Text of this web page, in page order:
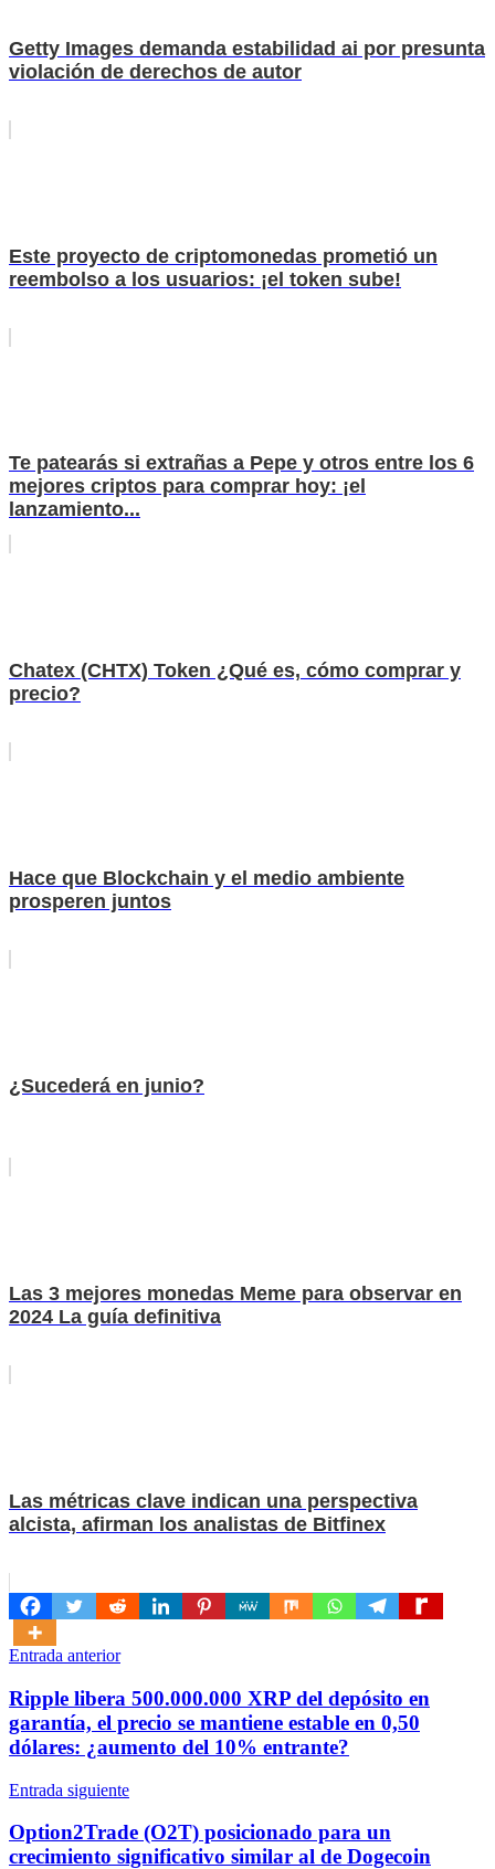
Getty Images demanda estabilidad ai por presunta
violación de derechos de autor
Este proyecto de criptomonedas prometió un
reembolso a los usuarios: ¡el token sube!
Te patearás si extrañas a Pepe y otros entre los 6
mejores criptos para comprar hoy: ¡el
lanzamiento...
Chatex (CHTX) Token ¿Qué es, cómo comprar y
precio?
Hace que Blockchain y el medio ambiente
prosperen juntos
¿Sucederá en junio?
Las 3 mejores monedas Meme para observar en
2024 La guía definitiva
Las métricas clave indican una perspectiva
alcista, afirman los analistas de Bitfinex
Navegación
de
entradas
Entrada anterior
Ripple libera 500.000.000 XRP del depósito en
garantía, el precio se mantiene estable en 0,50
dólares: ¿aumento del 10% entrante?
Entrada siguiente
Option2Trade (O2T) posicionado para un
crecimiento significativo similar al de Dogecoin